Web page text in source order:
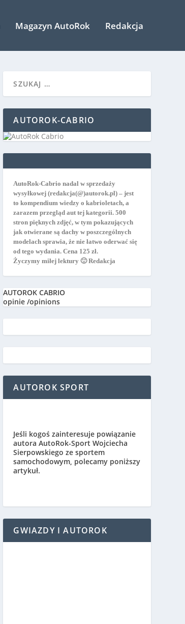
Magazyn AutoRok Redakcja
AUTOROK-CABRIO
AutoRok-Cabrio nadal w sprzedaży
wysyłkowej(redakcja(@)autorok.pl) – jest
to kompendium wiedzy o kabrioletach, a
zarazem przegląd aut tej kategorii. 500
stron pięknych zdjęć, w tym pokazujących
jak otwierane są dachy w poszczególnych
modelach sprawia, że nie łatwo oderwać się
od tego wydania. Cena 125 zł.
Życzymy miłej lektury 🙂 Redakcja
AUTOROK CABRIO
opinie /opinions
AUTOROK SPORT
Jeśli kogoś zainteresuje powiązanie
autora AutoRok-Sport Wojciecha
Sierpowskiego ze sportem
samochodowym, polecamy poniższy
artykuł.
GWIAZDY I AUTOROK